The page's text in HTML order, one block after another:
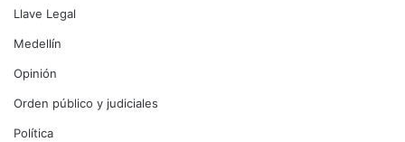
Llave Legal
Medellín
Opinión
Orden público y judiciales
Política